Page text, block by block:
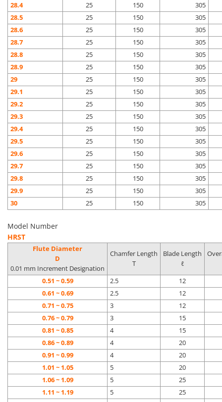
28.4
25 150
305
28.5
25 150
305
28.6
25 150
305
28.7
25 150
305
28.8
25 150
305
28.9
25 150
305
29
25 150
305
29.1
25 150
305
29.2
25 150
305
29.3
25 150
305
29.4
25 150
305
29.5
25 150
305
29.6
25 150
305
29.7
25 150
305
29.8
25 150
305
29.9
25 150
305
30
25 150 305
Model Number
HRST
Flute Diameter
D
0.01 mm Increment Designation
Chamfer Length
T
Blade Length
ℓ
0.51 ~ 0.59 2.5
12
0.61 ~ 0.69
2.5
12
0.71 ~ 0.75
3
12
0.76 ~ 0.79
3
15
0.81 ~ 0.85
4
15
0.86 ~ 0.89
4
20
0.91 ~ 0.99
4
20
1.01 ~ 1.05
5
20
1.06 ~ 1.09
5
25
1.11 ~ 1.19
5
25